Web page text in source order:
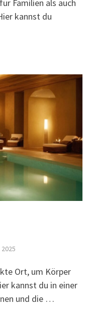
Familien als auch
kannst du
Ort, um Körper
kannst du in einer
und die …